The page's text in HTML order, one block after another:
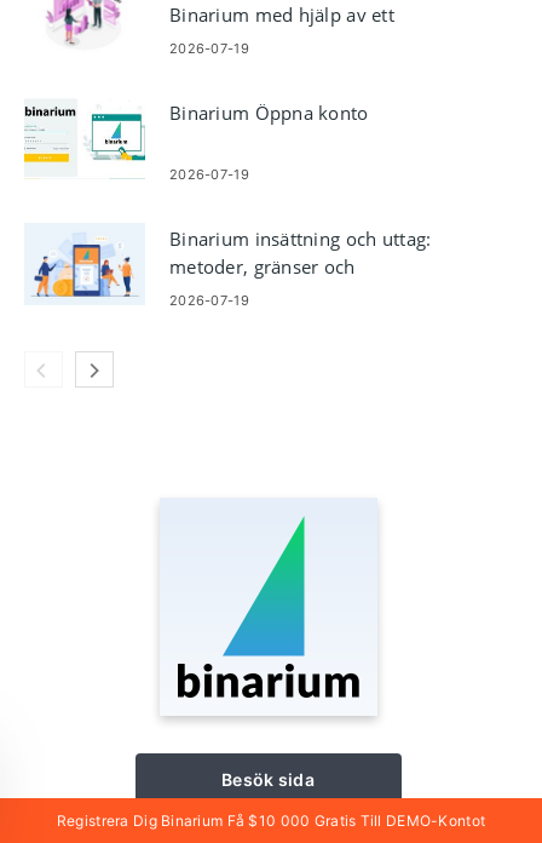
Binarium med hjälp av ett
demokonto
2026-07-19
Binarium Öppna konto
2026-07-19
Binarium insättning och uttag:
metoder, gränser och
behandlingstider
2026-07-19
Besök sida
Registrera Dig Binarium Få $10 000 Gratis Till DEMO-Kontot